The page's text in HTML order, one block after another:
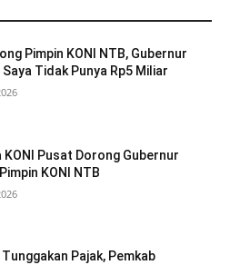
Pimpin KONI NTB, Gubernur
Saya Tidak Punya Rp5 Miliar
KONI Pusat Dorong Gubernur
KONI NTB
Pajak, Pemkab